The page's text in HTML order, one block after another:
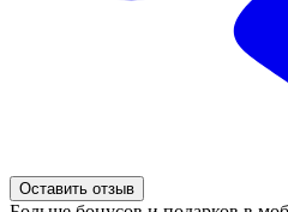
Оставить отзыв